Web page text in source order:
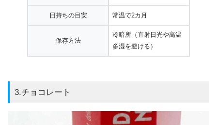
日持ちの目安 常温で2カ月
保存方法
冷暗所（直射日光や高温
多湿を避ける）
3.チョコレート